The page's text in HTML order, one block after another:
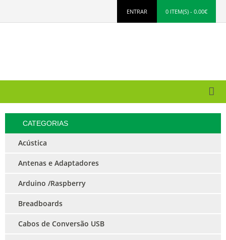
ENTRAR 0 ITEM(S) - 0.00€
CATEGORIAS
Acústica
Antenas e Adaptadores
Arduino /Raspberry
Breadboards
Cabos de Conversão USB